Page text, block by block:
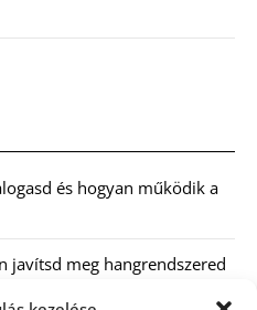
és hogyan működik a
javítsd meg hangrendszered